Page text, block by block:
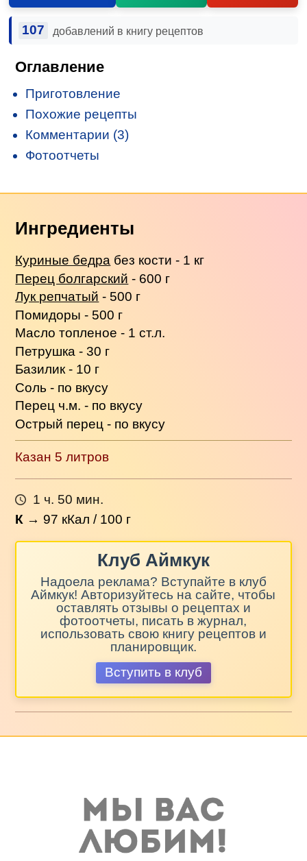
107 добавлений в книгу рецептов
Оглавление
Приготовление
Похожие рецепты
Комментарии (3)
Фотоотчеты
Ингредиенты
Куриные бедра без кости - 1 кг
Перец болгарский - 600 г
Лук репчатый - 500 г
Помидоры - 500 г
Масло топленое - 1 ст.л.
Петрушка - 30 г
Базилик - 10 г
Соль - по вкусу
Перец ч.м. - по вкусу
Острый перец - по вкусу
Казан 5 литров
1 ч. 50 мин.
К → 97 кКал / 100 г
Клуб Аймкук
Надоела реклама? Вступайте в клуб
Аймкук! Авторизуйтесь на сайте, чтобы
оставлять отзывы о рецептах и
фотоотчеты, писать в журнал,
использовать свою книгу рецептов и
планировщик.
Вступить в клуб